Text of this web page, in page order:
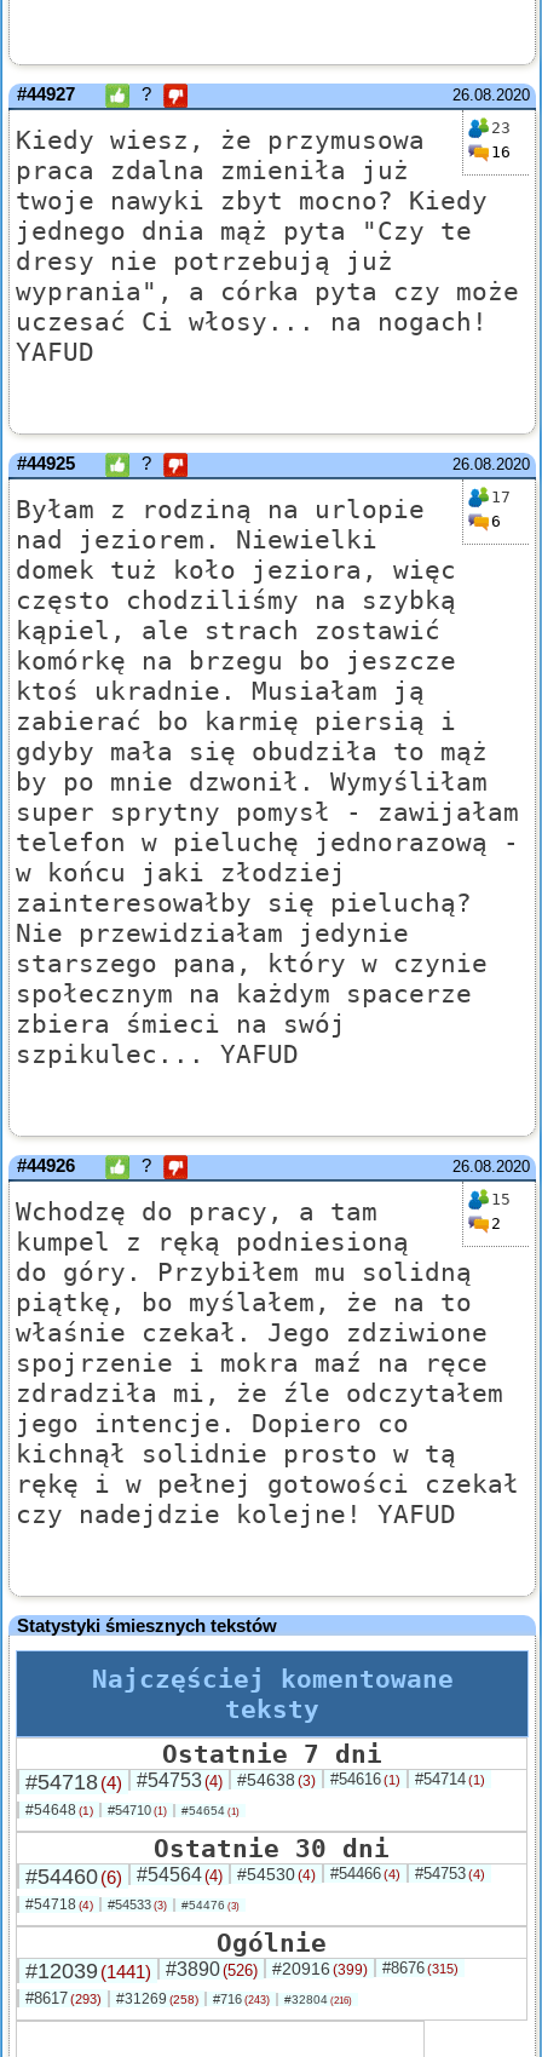
26.08.2020
#44927 ?
23
16
Kiedy wiesz, że przymusowa
praca zdalna zmieniła już
twoje nawyki zbyt mocno? Kiedy
jednego dnia mąż pyta "Czy te
dresy nie potrzebują już
wyprania", a córka pyta czy może
uczesać Ci włosy... na nogach!
YAFUD
26.08.2020
#44925 ?
17
6
Byłam z rodziną na urlopie
nad jeziorem. Niewielki
domek tuż koło jeziora, więc
często chodziliśmy na szybką
kąpiel, ale strach zostawić
komórkę na brzegu bo jeszcze
ktoś ukradnie. Musiałam ją
zabierać bo karmię piersią i
gdyby mała się obudziła to mąż
by po mnie dzwonił. Wymyśliłam
super sprytny pomysł - zawijałam
telefon w pieluchę jednorazową -
w końcu jaki złodziej
zainteresowałby się pieluchą?
Nie przewidziałam jedynie
starszego pana, który w czynie
społecznym na każdym spacerze
zbiera śmieci na swój
szpikulec... YAFUD
26.08.2020
#44926 ?
15
2
Wchodzę do pracy, a tam
kumpel z ręką podniesioną
do góry. Przybiłem mu solidną
piątkę, bo myślałem, że na to
właśnie czekał. Jego zdziwione
spojrzenie i mokra maź na ręce
zdradziła mi, że źle odczytałem
jego intencje. Dopiero co
kichnął solidnie prosto w tą
rękę i w pełnej gotowości czekał
czy nadejdzie kolejne! YAFUD
Statystyki śmiesznych tekstów
Najczęściej komentowane
teksty
Ostatnie 7 dni
#54718(4) #54753(4) #54638 (3) #54616(1) #54714(1)
#54648 (1) #54710 (1) #54654 (1)
Ostatnie 30 dni
#54460(6) #54564(4) #54530(4) #54466(4) #54753(4)
#54718 (4) #54533 (3) #54476 (3)
Ogólnie
#12039(1441) #3890(526) #20916 (399) #8676(315)
#8617(293) #31269 (258) #716 (243) #32804 (216)